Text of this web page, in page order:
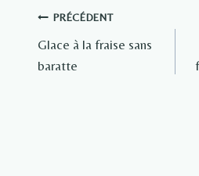
Navigation
de
PRÉCÉDENT
Glace à la fraise sans
baratte